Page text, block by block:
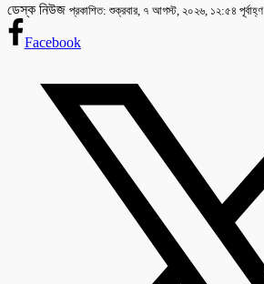
ডেস্ক নিউজ প্রকাশিত: শুক্রবার, ৭ আগস্ট, ২০২৬, ১২:৫৪ পূর্বাহ্ণ
Facebook